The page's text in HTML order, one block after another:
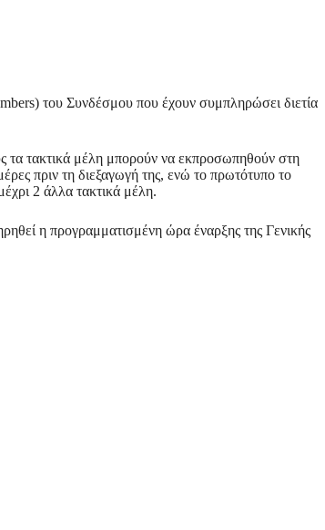
του Συνδέσμου που έχουν συμπληρώσει διετία
τα τακτικά μέλη μπορούν να εκπροσωπηθούν στη
πριν τη διεξαγωγή της, ενώ το πρωτότυπο το
2 άλλα τακτικά μέλη.
η προγραμματισμένη ώρα έναρξης της Γενικής